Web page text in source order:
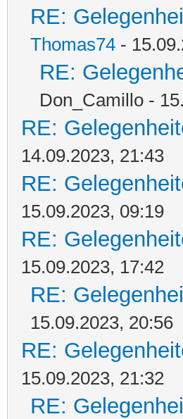
RE:
Thomas74 -
RE:
Don_Camillo -
RE:
14.09.2023, 21:43
RE:
15.09.2023, 09:19
RE:
15.09.2023, 17:42
RE:
15.09.2023, 20:56
RE:
15.09.2023, 21:32
RE: